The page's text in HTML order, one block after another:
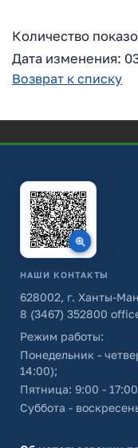
Количество
Дата изменения:
Возврат к списку
НАШИ КОНТАКТЫ
628002, г. Ханты-
8 (3467) 352800
Режим работы:
Понедельник -
14:00);
Пятница: 9:00 -
Суббота -